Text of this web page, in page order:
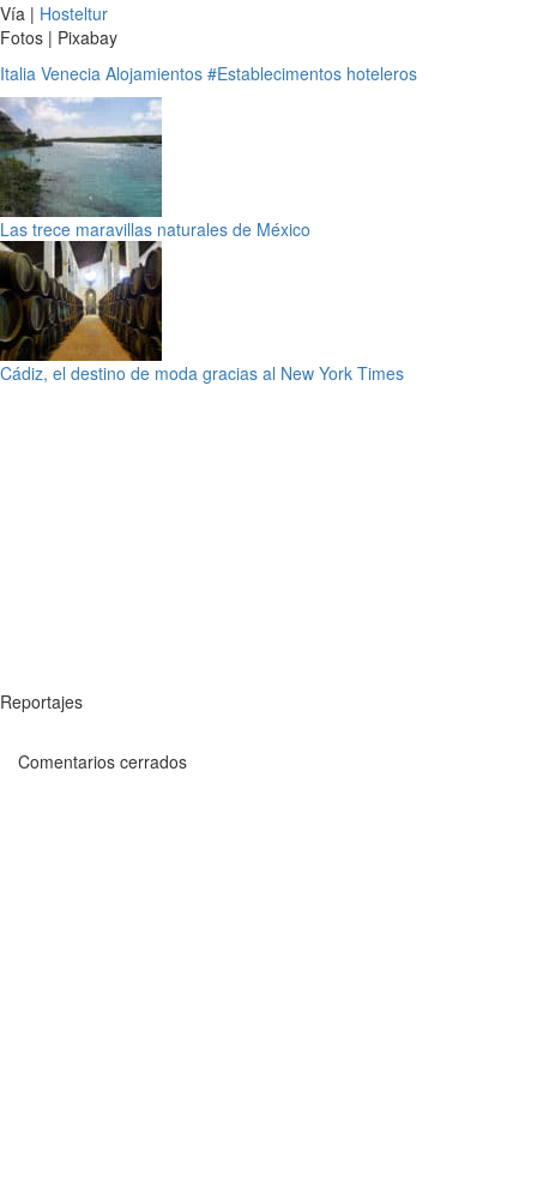
Vía | Hosteltur
Fotos | Pixabay
Italia Venecia Alojamientos #Establecimentos hoteleros
Las trece maravillas naturales de México
Cádiz, el destino de moda gracias al New York Times
Reportajes
Comentarios cerrados